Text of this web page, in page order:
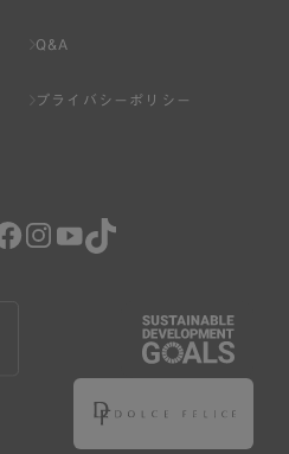
Q&A
プライバシーポリシー